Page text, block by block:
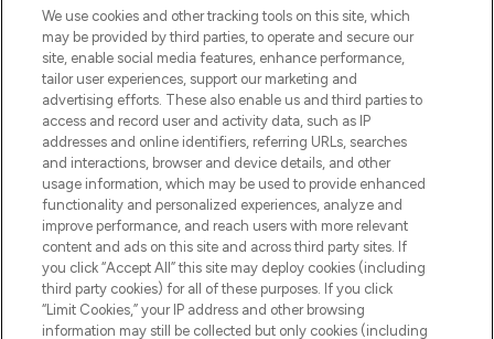
LOOKFANTASTIC is de ultieme online
beautybestemming van Europa, met de
beste huidverzorging, haarproducten en
make-up van meer dan 200 topmerken.
Shop online of via de app, met gratis
verzending vanaf €40.
Cookie-toestemming
Do Not Sell or Share My Personal
Information
HELP & INFORMATIE
We use cookies and other tracking tools on this site, which
may be provided by third parties, to operate and secure our
site, enable social media features, enhance performance,
tailor user experiences, support our marketing and
advertising efforts. These also enable us and third parties to
access and record user and activity data, such as IP
addresses and online identifiers, referring URLs, searches
and interactions, browser and device details, and other
usage information, which may be used to provide enhanced
functionality and personalized experiences, analyze and
improve performance, and reach users with more relevant
content and ads on this site and across third party sites. If
you click “Accept All” this site may deploy cookies (including
third party cookies) for all of these purposes. If you click
“Limit Cookies,” your IP address and other browsing
information may still be collected but only cookies (including